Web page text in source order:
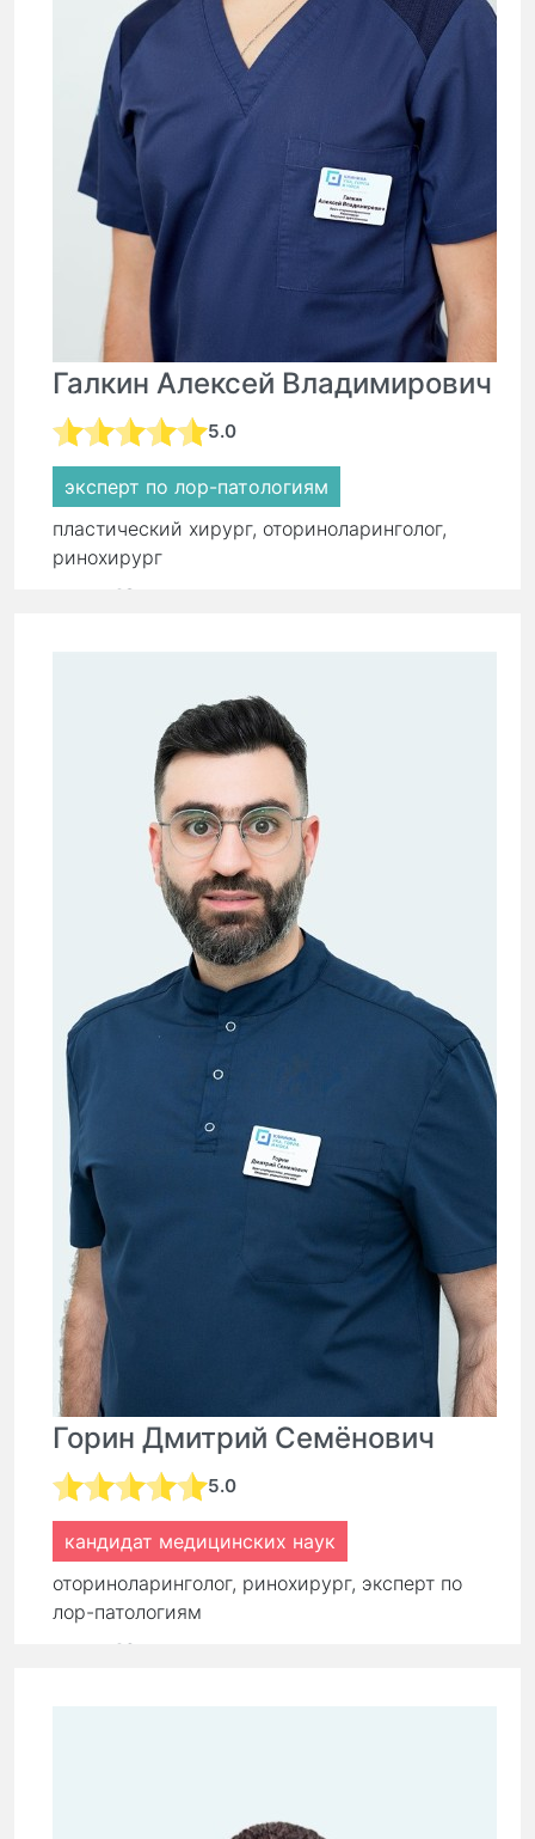
Галкин Алексей Владимирович
5.0
эксперт по лор-патологиям
пластический хирург, оториноларинголог,
ринохирург
18 лет
Горин Дмитрий Семёнович
5.0
кандидат медицинских наук
оториноларинголог, ринохирург, эксперт по
лор-патологиям
16 лет